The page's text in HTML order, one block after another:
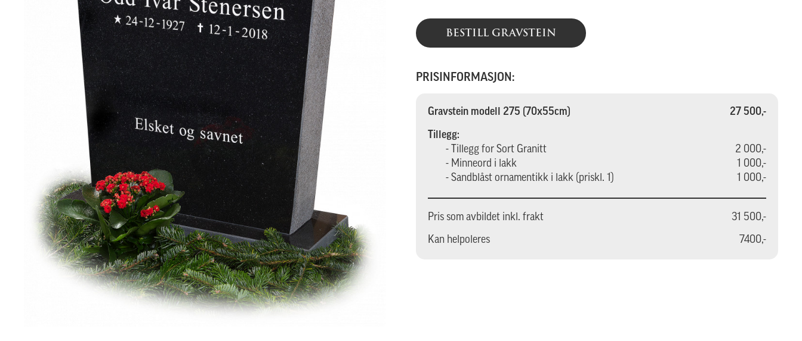
BESTILL GRAVSTEIN
PRISINFORMASJON:
Gravstein modell 275 (70x55cm) 27 500,-
Tillegg:
- Tillegg for Sort Granitt
2 000,-
- Minneord i lakk
1 000,-
- Sandblåst ornamentikk i lakk (priskl. 1)
1 000,-
Pris som avbildet inkl. frakt 31 500,-
Kan helpoleres 7400,-